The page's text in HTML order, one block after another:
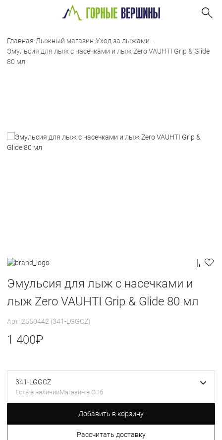
Главная-Лыжный магазин-Уход за лыжами-
Эмульсия для лыж с насечками и лыж Zero VAUHTI Grip & Glide
80 мл
Эмульсия для лыж с насечками и
лыж Zero VAUHTI Grip & Glide 80 мл
Арт: 2550442 (341-LGGCZ)
1 400₽
341-LGGCZ
Есть в наличииМагазин в СПб
Добавить в корзину
Рассчитать доставку